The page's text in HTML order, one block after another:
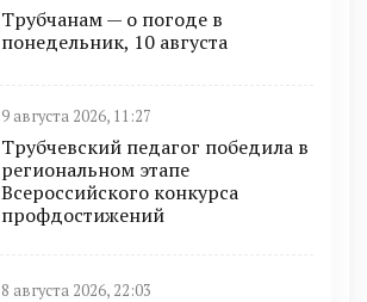
Трубчанам — о погоде в
понедельник, 10 августа
9 августа 2026, 11:27
Трубчевский педагог победила в
региональном этапе
Всероссийского конкурса
профдостижений
8 августа 2026, 22:03